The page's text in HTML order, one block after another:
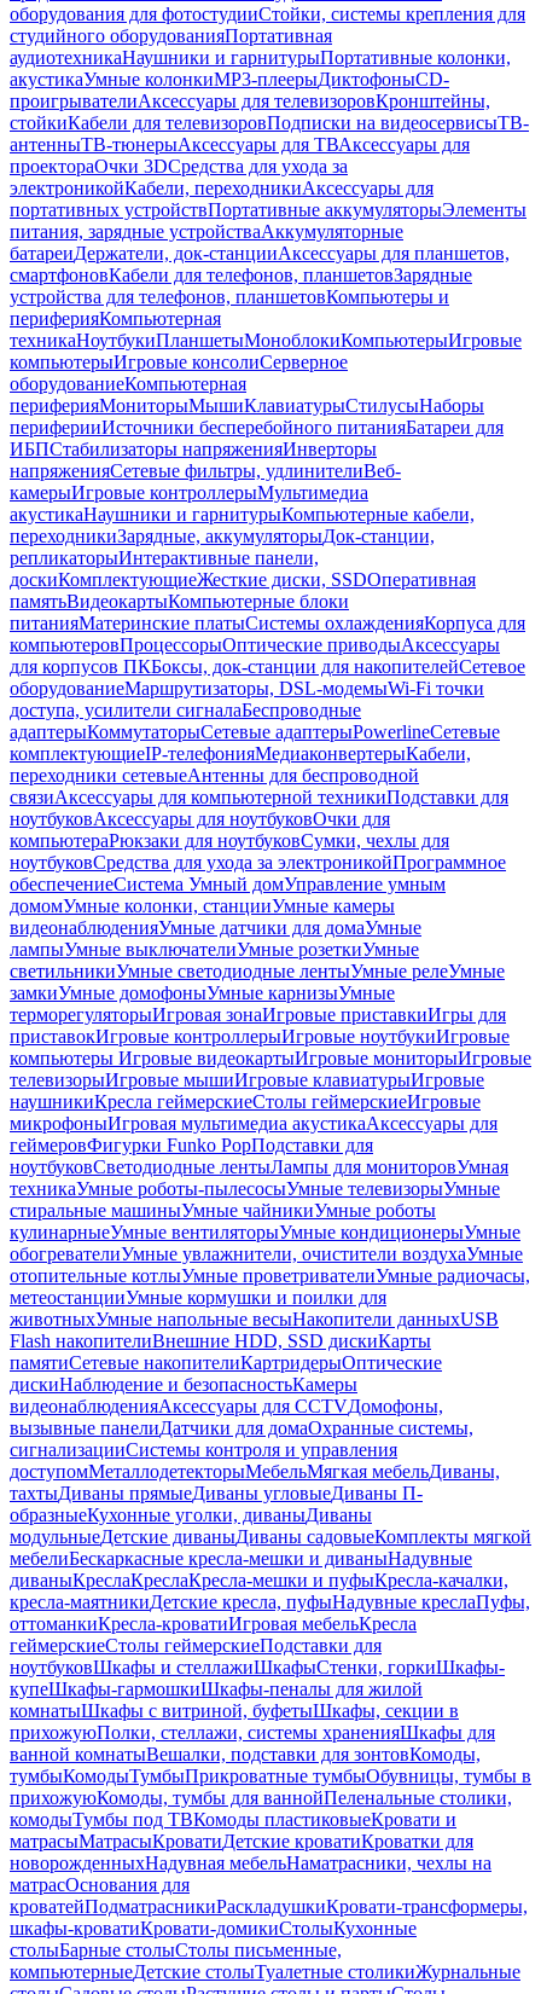
оборудования для фотостудииСтойки, системы крепления для
студийного оборудованияПортативная
аудиотехникаНаушники и гарнитурыПортативные колонки,
акустикаУмные колонкиMP3-плеерыДиктофоныCD-
проигрывателиАксессуары для телевизоровКронштейны,
стойкиКабели для телевизоровПодписки на видеосервисыТВ-
антенныТВ-тюнерыАксессуары для ТВАксессуары для
проектораОчки 3DСредства для ухода за
электроникойКабели, переходникиАксессуары для
портативных устройствПортативные аккумуляторыЭлементы
питания, зарядные устройстваАккумуляторные
батареиДержатели, док-станцииАксессуары для планшетов,
смартфоновКабели для телефонов, планшетовЗарядные
устройства для телефонов, планшетовКомпьютеры и
периферияКомпьютерная
техникаНоутбукиПланшетыМоноблокиКомпьютерыИгровые
компьютерыИгровые консолиСерверное
оборудованиеКомпьютерная
периферияМониторыМышиКлавиатурыСтилусыНаборы
периферииИсточники бесперебойного питанияБатареи для
ИБПСтабилизаторы напряженияИнверторы
напряженияСетевые фильтры, удлинителиВеб-
камерыИгровые контроллерыМультимедиа
акустикаНаушники и гарнитурыКомпьютерные кабели,
переходникиЗарядные, аккумуляторыДок-станции,
репликаторыИнтерактивные панели,
доскиКомплектующиеЖесткие диски, SSDОперативная
памятьВидеокартыКомпьютерные блоки
питанияМатеринские платыСистемы охлажденияКорпуса для
компьютеровПроцессорыОптические приводыАксессуары
для корпусов ПКБоксы, док-станции для накопителейСетевое
оборудованиеМаршрутизаторы, DSL-модемыWi-Fi точки
доступа, усилители сигналаБеспроводные
адаптерыКоммутаторыСетевые адаптерыPowerlineСетевые
комплектующиеIP-телефонияМедиаконвертерыКабели,
переходники сетевыеАнтенны для беспроводной
связиАксессуары для компьютерной техникиПодставки для
ноутбуковАксессуары для ноутбуковОчки для
компьютераРюкзаки для ноутбуковСумки, чехлы для
ноутбуковСредства для ухода за электроникойПрограммное
обеспечениеСистема Умный домУправление умным
домомУмные колонки, станцииУмные камеры
видеонаблюденияУмные датчики для домаУмные
лампыУмные выключателиУмные розеткиУмные
светильникиУмные светодиодные лентыУмные релеУмные
замкиУмные домофоныУмные карнизыУмные
терморегуляторыИгровая зонаИгровые приставкиИгры для
приставокИгровые контроллерыИгровые ноутбукиИгровые
компьютеры Игровые видеокартыИгровые мониторыИгровые
телевизорыИгровые мышиИгровые клавиатурыИгровые
наушникиКресла геймерскиеСтолы геймерскиеИгровые
микрофоныИгровая мультимедиа акустикаАксессуары для
геймеровФигурки Funko PopПодставки для
ноутбуковСветодиодные лентыЛампы для мониторовУмная
техникаУмные роботы-пылесосыУмные телевизорыУмные
стиральные машиныУмные чайникиУмные роботы
кулинарныеУмные вентиляторыУмные кондиционерыУмные
обогревателиУмные увлажнители, очистители воздухаУмные
отопительные котлыУмные проветривателиУмные радиочасы,
метеостанцииУмные кормушки и поилки для
животныхУмные напольные весыНакопители данныхUSB
Flash накопителиВнешние HDD, SSD дискиКарты
памятиСетевые накопителиКартридерыОптические
дискиНаблюдение и безопасностьКамеры
видеонаблюденияАксессуары для CCTVДомофоны,
вызывные панелиДатчики для домаОхранные системы,
сигнализацииСистемы контроля и управления
доступомМеталлодетекторыМебельМягкая мебельДиваны,
тахтыДиваны прямыеДиваны угловыеДиваны П-
образныеКухонные уголки, диваныДиваны
модульныеДетские диваныДиваны садовыеКомплекты мягкой
мебелиБескаркасные кресла-мешки и диваныНадувные
диваныКреслаКреслаКресла-мешки и пуфыКресла-качалки,
кресла-маятникиДетские кресла, пуфыНадувные креслаПуфы,
оттоманкиКресла-кроватиИгровая мебельКресла
геймерскиеСтолы геймерскиеПодставки для
ноутбуковШкафы и стеллажиШкафыСтенки, горкиШкафы-
купеШкафы-гармошкиШкафы-пеналы для жилой
комнатыШкафы с витриной, буфетыШкафы, секции в
прихожуюПолки, стеллажи, системы храненияШкафы для
ванной комнатыВешалки, подставки для зонтовКомоды,
тумбыКомодыТумбыПрикроватные тумбыОбувницы, тумбы в
прихожуюКомоды, тумбы для ваннойПеленальные столики,
комодыТумбы под ТВКомоды пластиковыеКровати и
матрасыМатрасыКроватиДетские кроватиКроватки для
новорожденныхНадувная мебельНаматрасники, чехлы на
матрасОснования для
кроватейПодматрасникиРаскладушкиКровати-трансформеры,
шкафы-кроватиКровати-домикиСтолыКухонные
столыБарные столыСтолы письменные,
компьютерныеДетские столыТуалетные столикиЖурнальные